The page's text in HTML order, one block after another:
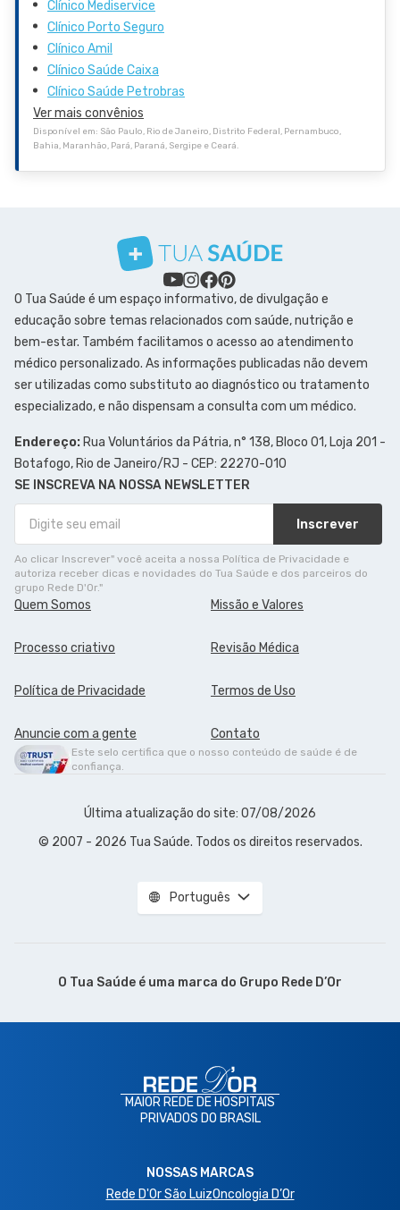
Clínico Mediservice
Clínico Porto Seguro
Clínico Amil
Clínico Saúde Caixa
Clínico Saúde Petrobras
Ver mais convênios
Disponível em: São Paulo, Rio de Janeiro, Distrito Federal, Pernambuco,
Bahia, Maranhão, Pará, Paraná, Sergipe e Ceará.
O Tua Saúde é um espaço informativo, de divulgação e
educação sobre temas relacionados com saúde, nutrição e
bem-estar. Também facilitamos o acesso ao atendimento
médico personalizado. As informações publicadas não devem
ser utilizadas como substituto ao diagnóstico ou tratamento
especializado, e não dispensam a consulta com um médico.
Endereço:Rua Voluntários da Pátria, n° 138, Bloco 01, Loja 201 -
Botafogo, Rio de Janeiro/RJ - CEP: 22270-010
SE INSCREVA NA NOSSA NEWSLETTER
Inscrever
Ao clicar Inscrever" você aceita a nossa Política de Privacidade e
autoriza receber dicas e novidades do Tua Saúde e dos parceiros do
grupo Rede D'Or."
Quem Somos Missão e Valores
Processo criativo Revisão Médica
Política de Privacidade Termos de Uso
Anuncie com a gente Contato
Este selo certifica que o nosso conteúdo de saúde é de
confiança.
Última atualização do site: 07/08/2026
© 2007 - 2026 Tua Saúde. Todos os direitos reservados.
Português
O Tua Saúde é uma marca do Grupo Rede D’Or
MAIOR REDE DE HOSPITAIS
PRIVADOS DO BRASIL
NOSSAS MARCAS
Rede D'Or São LuizOncologia D’Or